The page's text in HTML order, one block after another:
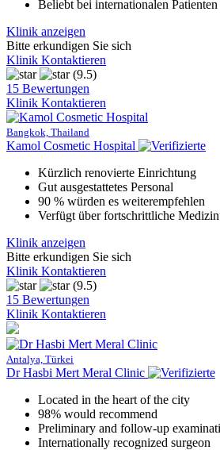
Beliebt bei internationalen Patienten
Klinik anzeigen
Bitte erkundigen Sie sich
Klinik Kontaktieren
(9.5)
15 Bewertungen
Klinik Kontaktieren
Bangkok, Thailand
Kamol Cosmetic Hospital
Kürzlich renovierte Einrichtung
Gut ausgestattetes Personal
90 % würden es weiterempfehlen
Verfügt über fortschrittliche
Klinik anzeigen
Bitte erkundigen Sie sich
Klinik Kontaktieren
(9.5)
15 Bewertungen
Klinik Kontaktieren
Antalya, Türkei
Dr Hasbi Mert Meral Clinic
Located in the heart of the city
98% would recommend
Preliminary and follow-up
Internationally recognized surgeon